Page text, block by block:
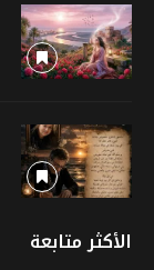
الأكثر متابعة